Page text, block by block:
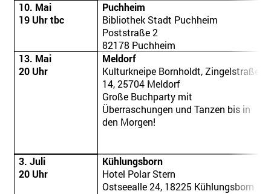
10. Mai
19 Uhr tbc
Puchheim
Bibliothek Stadt Puchheim
Poststraße 2
82178 Puchheim
13. Mai
20 Uhr
Meldorf
Kulturkneipe Bornholdt, Zingelstraße
14,25704 Meldorf
Große Buchparty mit
Überraschungen und Tanzen bis in
den Morgen!
3. Juli
20 Uhr
Kühlungsborn
Hotel Polar Stern
Ostseealle 24, 18225 Kühlungsborn